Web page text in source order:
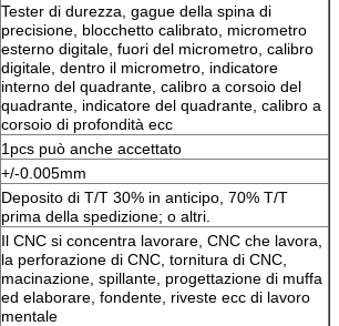
Tester di durezza, gague della spina di
precisione, blocchetto calibrato, micrometro
esterno digitale, fuori del micrometro, calibro
digitale, dentro il micrometro, indicatore
interno del quadrante, calibro a corsoio del
quadrante, indicatore del quadrante, calibro a
corsoio di profondità ecc
1pcs può anche accettato
+/-0.005mm
Deposito di T/T 30% in anticipo, 70% T/T
prima della spedizione; o altri.
Il CNC si concentra lavorare, CNC che lavora,
la perforazione di CNC, tornitura di CNC,
macinazione, spillante, progettazione di muffa
ed elaborare, fondente, riveste ecc di lavoro
mentale